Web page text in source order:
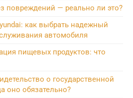
повреждений — реально ли это?
как выбрать надежный
автомобиля
пищевых продуктов: что
о государственной
оно обязательно?